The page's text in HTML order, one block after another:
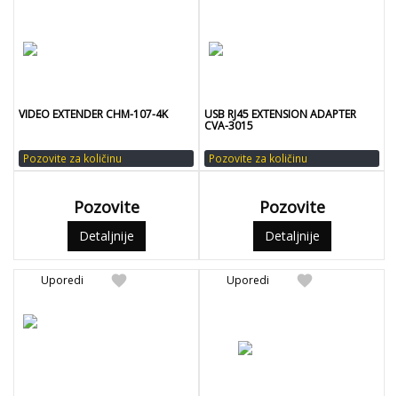
VIDEO EXTENDER CHM-107-4K
Pozovite za količinu
Pozovite
Detaljnije
USB RJ45 EXTENSION ADAPTER
CVA-3015
Pozovite za količinu
Pozovite
Detaljnije
favorite
Uporedi favorite
Uporedi